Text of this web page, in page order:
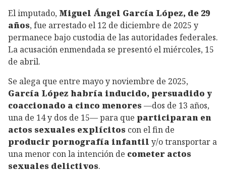
El imputado, Miguel Ángel García López, de 29
años, fue arrestado el 12 de diciembre de 2025 y
permanece bajo custodia de las autoridades federales.
La acusación enmendada se presentó el miércoles, 15
de abril.
Se alega que entre mayo y noviembre de 2025,
García López habría inducido, persuadido y
coaccionado a cinco menores —dos de 13 años,
una de 14 y dos de 15— para que participaran en
actos sexuales explícitos con el fin de
producir pornografía infantil y/o transportar a
una menor con la intención de cometer actos
sexuales delictivos.